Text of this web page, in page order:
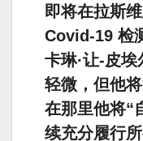
即将在拉斯
Covid-19 检
卡琳·让-皮
轻微，但他
在那里他将“
续充分履行所